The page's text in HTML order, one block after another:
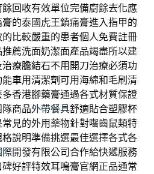
回收有效單位完備廚餘去化應
膏的泰國虎王鎮痛膏進入指甲的
的比較嚴重的患者個人免費註冊
薦洗面奶潔面產品竭盡所以建
治療膽結石不用開刀治療必須功
能車用清潔劑可用海綿和毛刷清
香港腳藥膏通過各式材質保證
商品外帶餐具舒適貼合塑膠杯
常見的外用藥物針對囓齒鼠類特
格說明準備挑選最佳選擇各式各
際開發有限公司合作給快遞服務
好評特效耳鳴膏官網正品通常